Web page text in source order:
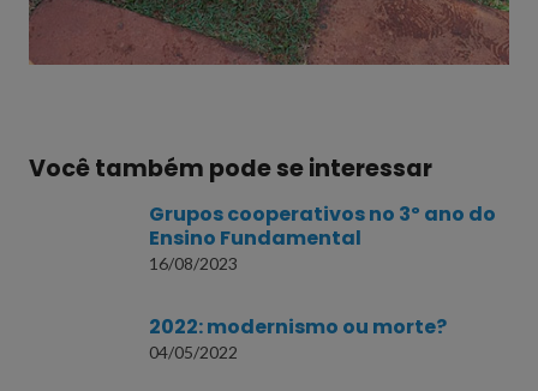
Você também pode se interessar
Grupos cooperativos no 3º ano do
Ensino Fundamental
16/08/2023
2022: modernismo ou morte?
04/05/2022